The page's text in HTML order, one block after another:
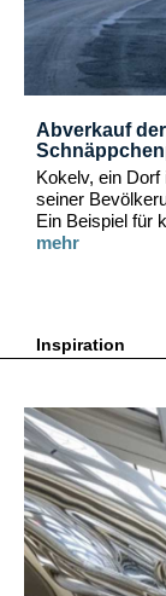
Abverkauf
Kokelv, ein
seiner
Ein Beispiel für
mehr
Inspiration